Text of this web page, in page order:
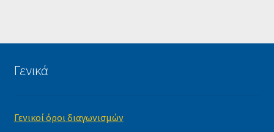
Γενικά
Γενικοί όροι διαγωνισμών